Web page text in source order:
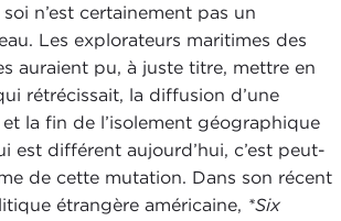
n’est certainement pas un
Les explorateurs maritimes des
auraient pu, à juste titre, mettre en
rétrécissait, la diffusion d’une
la fin de l’isolement géographique
est différent aujourd’hui, c’est peut-
de cette mutation. Dans son récent
étrangère américaine, *Six